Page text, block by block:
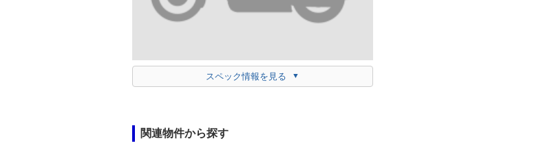
スペック情報を見る
関連物件から探す